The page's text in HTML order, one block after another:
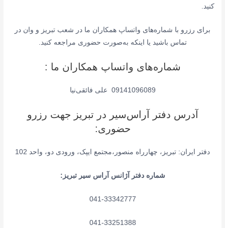
کنید.
برای رزرو با شماره‌های واتساپ همکاران ما در شعب تبریز و وان در
تماس باشید یا اینکه به‌صورت حضوری مراجعه کنید.
شماره‌های واتساپ همکاران ما :
09141096089 علی فائقی‌نیا
آدرس دفتر آراس‌سیر در تبریز جهت رزرو
حضوری:
دفتر ایران: تبریز، چهارراه منصور،مجتمع ایپک، ورودی دو، واحد 102
شماره دفتر آژانس آراس سیر تبریز:
041-33342777
041-33251388